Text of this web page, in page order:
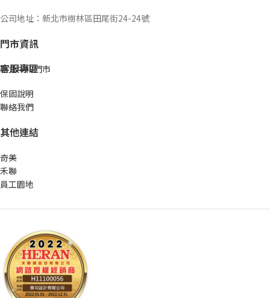
公司地址：新北市樹林區田尾街24-24號
門市資訊
新北中和門市
客服專區
保固說明
聯絡我們
其他連結
奇美
禾聯
員工園地